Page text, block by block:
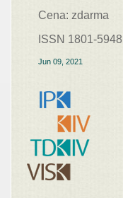
Cena: zdarma
ISSN 1801-5948
Jun 09, 2021